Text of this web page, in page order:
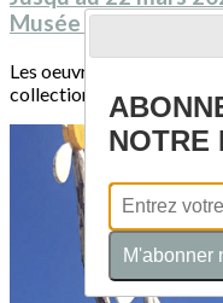
Musée Soulages
Les oeuvres de Bernard
collection permanente du
NOTRE
M'abonner